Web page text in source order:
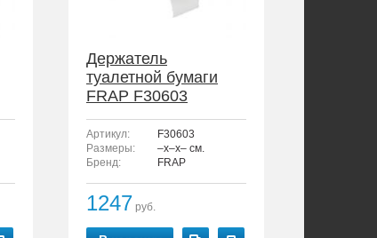
Держатель
туалетной бумаги
FRAP F30603
Артикул:
F30603
Размеры:
–x–x– см.
Бренд:
FRAP
1247 руб.